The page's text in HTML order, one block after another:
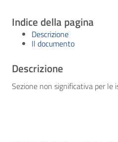
Indice della pagina
Descrizione
Il documento
Descrizione
Sezione non significativa per le